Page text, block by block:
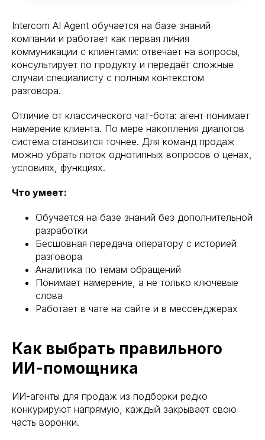
Intercom AI Agent обучается на базе знаний
компании и работает как первая линия
коммуникации с клиентами: отвечает на вопросы,
консультирует по продукту и передаёт сложные
случаи специалисту с полным контекстом
разговора.
Отличие от классического чат-бота: агент понимает
намерение клиента. По мере накопления диалогов
система становится точнее. Для команд продаж
можно убрать поток однотипных вопросов о ценах,
условиях, функциях.
Что умеет:
Обучается на базе знаний без дополнительной
разработки
Бесшовная передача оператору с историей
разговора
Аналитика по темам обращений
Понимает намерение, а не только ключевые
слова
Работает в чате на сайте и в мессенджерах
Как выбрать правильного
ИИ-помощника
ИИ-агенты для продаж из подборки редко
конкурируют напрямую, каждый закрывает свою
часть воронки.